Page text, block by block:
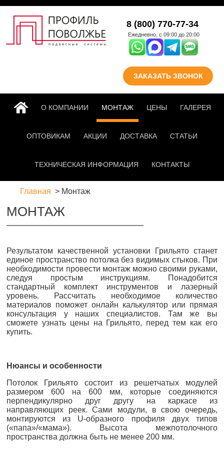
Перейти к основному
содержанию8 (800) 770-77-34
Ежедневно, с 09:00 до 20:00
ЗАКАЗАТЬ ЗВОНОК
ГЛАВНАЯО КОМПАНИИ МОНТАЖ ЦЕНЫ ГАЛЕРЕЯ
ОПТОВИКАМ АКЦИИ ДОСТАВКА СТАТЬИ
ТЕХНИЧЕСКАЯ ИНФОРМАЦИЯ КОНТАКТЫ
Главная Монтаж
МОНТАЖ
Результатом качественной установки Грильято станет
единое пространство потолка без видимых стыков. При
необходимости провести монтаж можно своими руками,
следуя простым инструкциям. Понадобится
стандартный комплект инструментов и лазерный
уровень. Рассчитать необходимое количество
материалов поможет онлайн калькулятор или прямая
консультация у наших специалистов. Там же вы
сможете узнать цены на Грильято, перед тем как его
купить.
Нюансы и особенности
Потолок Грильято состоит из решетчатых модулей
размером 600 на 600 мм, которые соединяются
перпендикулярно друг другу на каркасе из
направляющих реек. Сами модули, в свою очередь,
монтируются из U-образного профиля двух типов
(«папа»/«мама»). Высота межпотолочного
пространства должна быть не менее 200 мм.